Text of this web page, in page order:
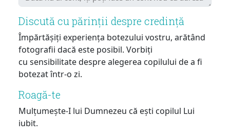
Discută cu părinții despre credință
Împărtășiți experiența botezului vostru, arătând
fotografii dacă este posibil. Vorbiți
cu sensibilitate despre alegerea copilului de a fi
botezat într-o zi.
Roagă-te
Mulțumește-I lui Dumnezeu că ești copilul Lui
iubit.